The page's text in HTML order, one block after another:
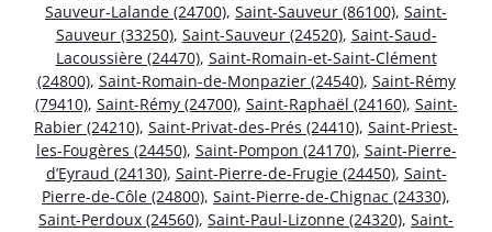
Sauveur-Lalande (24700), Saint-Sauveur (86100), Saint-
Sauveur (33250), Saint-Sauveur (24520), Saint-Saud-
Lacoussière (24470), Saint-Romain-et-Saint-Clément
(24800), Saint-Romain-de-Monpazier (24540), Saint-Rémy
(79410), Saint-Rémy (24700), Saint-Raphaël (24160), Saint-
Rabier (24210), Saint-Privat-des-Prés (24410), Saint-Priest-
les-Fougères (24450), Saint-Pompon (24170), Saint-Pierre-
d’Eyraud (24130), Saint-Pierre-de-Frugie (24450), Saint-
Pierre-de-Côle (24800), Saint-Pierre-de-Chignac (24330),
Saint-Perdoux (24560), Saint-Paul-Lizonne (24320), Saint-